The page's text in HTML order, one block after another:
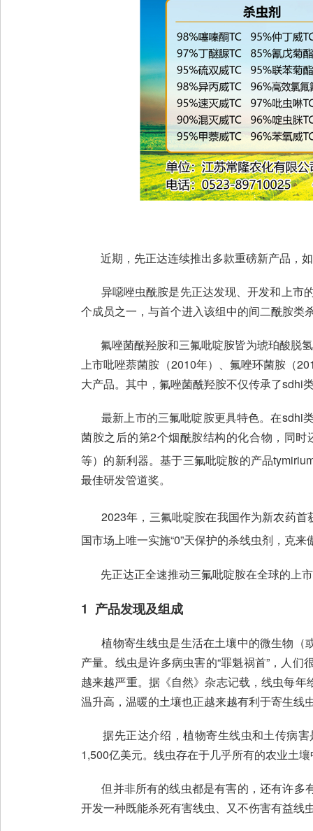
近期，先正达连续推出多款重磅新产品，
异噁唑虫酰胺是先正达发现、开发和上市
个成员之一，与首个进入该组中的间二酰胺类
氟唑菌酰羟胺和三氟吡啶胺皆为琥珀酸脱
上市吡唑萘菌胺（2010年）、氟唑环菌胺（
大产品。其中，氟唑菌酰羟胺不仅传承了sdhi
最新上市的三氟吡啶胺更具特色。在sdhi
菌胺之后的第2个烟酰胺结构的化合物，同
等）的新利器。基于三氟吡啶胺的产品
最佳研发管道奖。
2023年，三氟吡啶胺在我国作为新农药首
国市场上唯一实施“0”天保护的杀线虫剂，克来
先正达正全速推动三氟吡啶胺在全球的上
1 产品发现及组成
植物寄生线虫是生活在土壤中的微生物（
产量。线虫是许多病虫害的“罪魁祸首”，人
越来越严重。据《自然》杂志记载，线虫每
温升高，温暖的土壤也正越来越有利于寄生线
据先正达介绍，植物寄生线虫和土传病害
1,500亿美元。线虫存在于几乎所有的农业土
但并非所有的线虫都是有害的，还有许多
开发一种既能杀死有害线虫、又不伤害有益线